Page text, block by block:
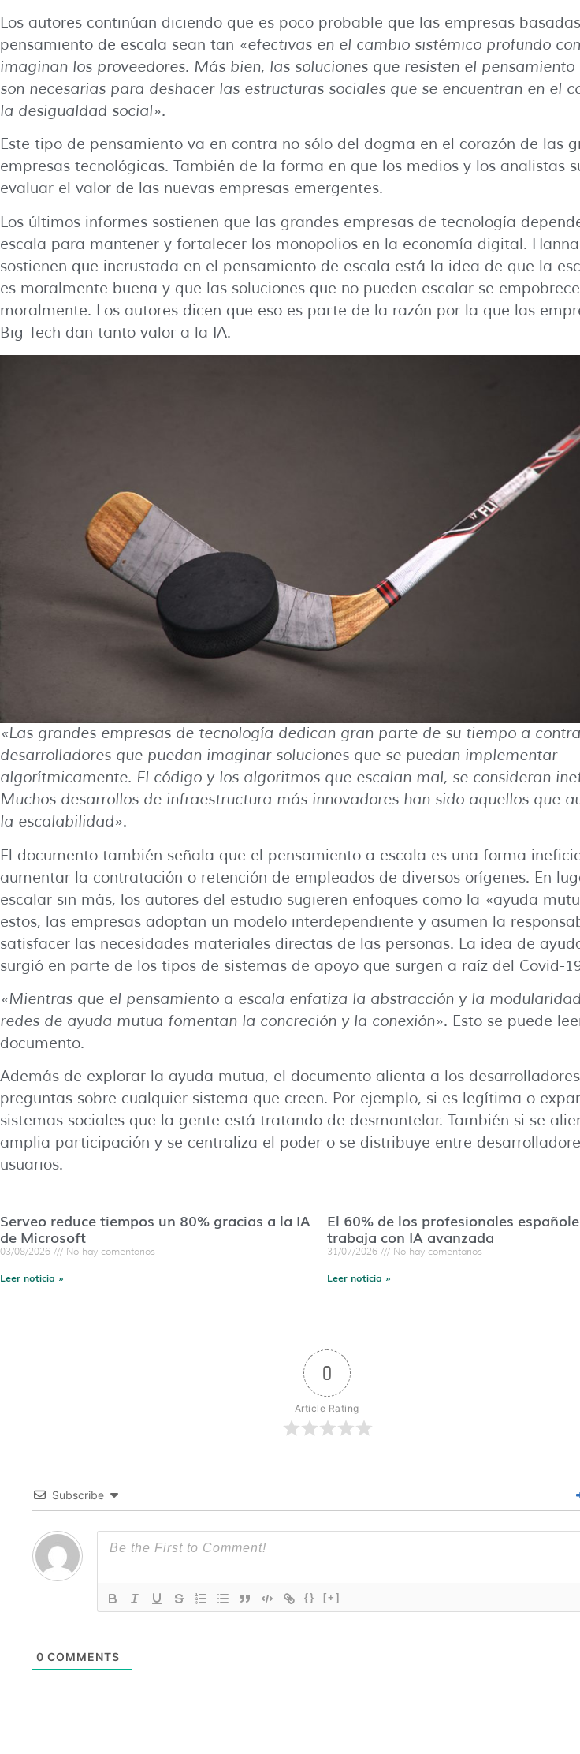
Los autores continúan diciendo que es poco probable que las empresas
pensamiento de escala sean tan «efectivas en el cambio sistémico profundo
imaginan los proveedores. Más bien, las soluciones que resisten el pensamiento
son necesarias para deshacer las estructuras sociales que se encuentran en el
la desigualdad social».
Este tipo de pensamiento va en contra no sólo del dogma en el corazón de las
empresas tecnológicas. También de la forma en que los medios y los analistas
evaluar el valor de las nuevas empresas emergentes.
Los últimos informes sostienen que las grandes empresas de tecnología
escala para mantener y fortalecer los monopolios en la economía digital.
sostienen que incrustada en el pensamiento de escala está la idea de que la
es moralmente buena y que las soluciones que no pueden escalar se
moralmente. Los autores dicen que eso es parte de la razón por la que las
Big Tech dan tanto valor a la IA.
«Las grandes empresas de tecnología dedican gran parte de su tiempo a
desarrolladores que puedan imaginar soluciones que se puedan implementar
algorítmicamente. El código y los algoritmos que escalan mal, se consideran
Muchos desarrollos de infraestructura más innovadores han sido aquellos que
la escalabilidad».
El documento también señala que el pensamiento a escala es una forma
aumentar la contratación o retención de empleados de diversos orígenes. En
escalar sin más, los autores del estudio sugieren enfoques como la «ayuda
estos, las empresas adoptan un modelo interdependiente y asumen la
satisfacer las necesidades materiales directas de las personas. La idea de
surgió en parte de los tipos de sistemas de apoyo que surgen a raíz del Covid-
«Mientras que el pensamiento a escala enfatiza la abstracción y la
redes de ayuda mutua fomentan la concreción y la conexión». Esto se puede
documento.
Además de explorar la ayuda mutua, el documento alienta a los
preguntas sobre cualquier sistema que creen. Por ejemplo, si es legítima o
sistemas sociales que la gente está tratando de desmantelar. También si se
amplia participación y se centraliza el poder o se distribuye entre
usuarios.
Serveo reduce tiempos un 80% gracias a la IA
de Microsoft
03/08/2026 No hay comentarios
Leer noticia »
El 60% de los profesionales
trabaja con IA avanzada
31/07/2026 No hay comentarios
Leer noticia »
0
Article Rating
Subscribe
{} [+]
0 COMMENTS